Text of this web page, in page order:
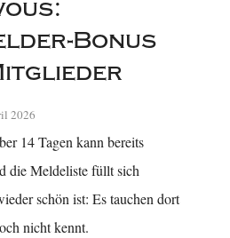
Bonus
2026
14 Tagen kann bereits
die Meldeliste füllt sich
schön ist: Es tauchen dort
nicht kennt.